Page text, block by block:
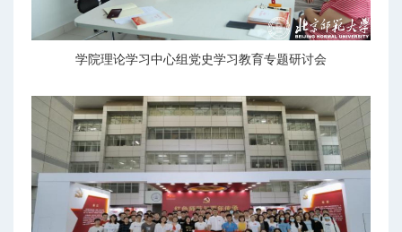
学院理论学习中心组党史学习教育专题研讨会